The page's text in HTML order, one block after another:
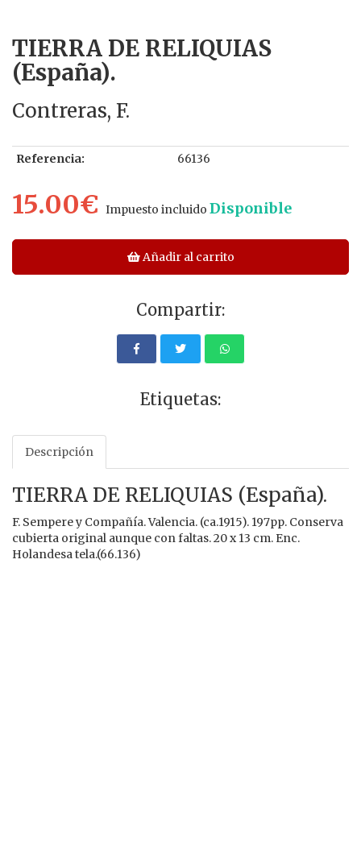
TIERRA DE RELIQUIAS
(España).
Contreras, F.
Referencia: 66136
15.00€ Impuesto incluido Disponible
Añadir al carrito
Compartir:
Etiquetas:
Descripción
TIERRA DE RELIQUIAS (España).
F. Sempere y Compañía. Valencia. (ca.1915). 197pp. Conserva
cubierta original aunque con faltas. 20 x 13 cm. Enc.
Holandesa tela.(66.136)